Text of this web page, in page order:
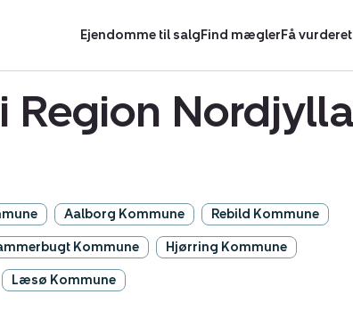
Ejendomme til salgFind mæglerFå
Aalborg Kommune Rebild Kommune
Kommune Hjørring Kommune
Læsø Kommune